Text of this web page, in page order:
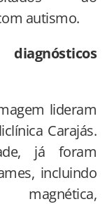
autismo.
lideram
Carajás.
já foram
incluindo
magnética,